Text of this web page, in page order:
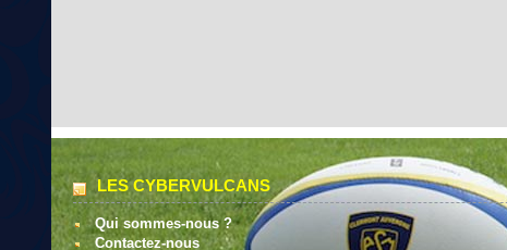
LES CYBERVULCANS
Qui sommes-nous ?
Contactez-nous